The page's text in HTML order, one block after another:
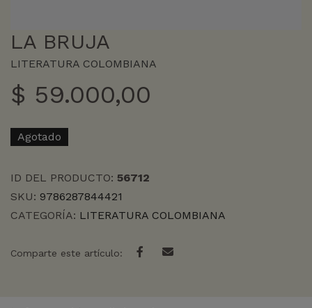
LA BRUJA
LITERATURA COLOMBIANA
$ 59.000,00
Agotado
ID DEL PRODUCTO: 56712
SKU: 9786287844421
CATEGORÍA: LITERATURA COLOMBIANA
Comparte este artículo: